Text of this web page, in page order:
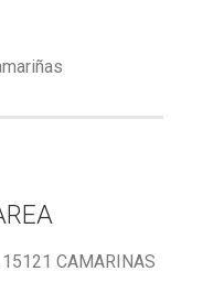
15121 CAMARINAS